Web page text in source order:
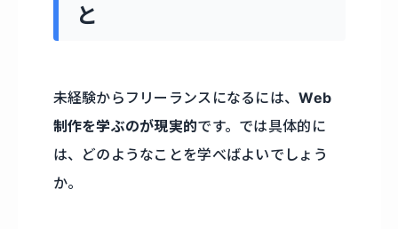
と
未経験からフリーランスになるには、Web
制作を学ぶのが現実的です。では具体的に
は、どのようなことを学べばよいでしょう
か。